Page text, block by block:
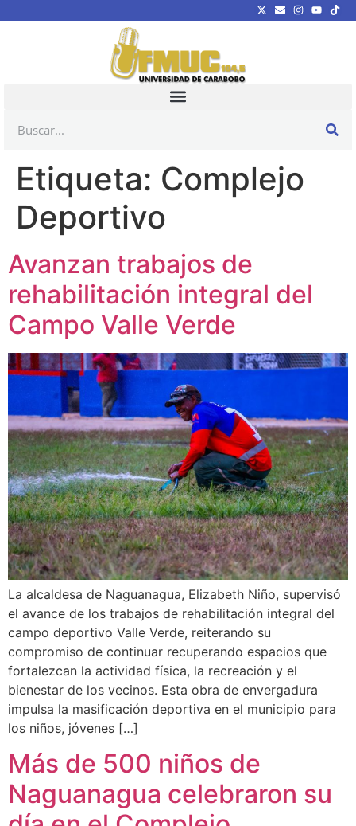
Etiqueta: Complejo
Deportivo
Avanzan trabajos de
rehabilitación integral del
Campo Valle Verde
La alcaldesa de Naguanagua, Elizabeth Niño, supervisó
el avance de los trabajos de rehabilitación integral del
campo deportivo Valle Verde, reiterando su
compromiso de continuar recuperando espacios que
fortalezcan la actividad física, la recreación y el
bienestar de los vecinos. Esta obra de envergadura
impulsa la masificación deportiva en el municipio para
los niños, jóvenes […]
Más de 500 niños de
Naguanagua celebraron su